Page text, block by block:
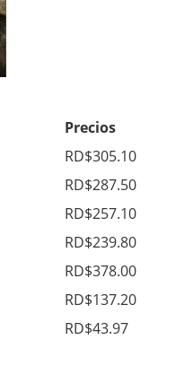
Precios
RD$305.10
RD$287.50
RD$257.10
RD$239.80
RD$378.00
RD$137.20
RD$43.97